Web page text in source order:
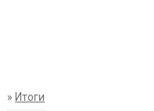
» Итоги